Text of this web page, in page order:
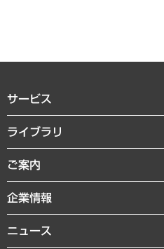
サービス
経営戦略
組織・人事戦略
デジタルイノベーション
共生・ダイバーシティ
ライブラリ
経済調査
レポート
コラム
ご案内
セミナー・イベント情報
MUFGビジネスセミナー
受託案件情報
企業情報
私たちの想い
社長メッセージ
ニュース